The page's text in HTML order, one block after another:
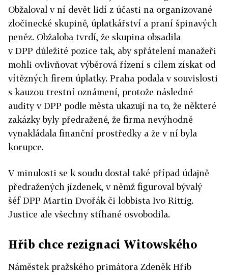
Obžaloval v ní devět lidí z účasti na organizované
zločinecké skupině, úplatkářství a praní špinavých
peněz. Obžaloba tvrdí, že skupina obsadila
vDPP důležité pozice tak, aby spřátelení manažeři
mohli ovlivňovat výběrová řízení s cílem získat od
vítězných firem úplatky. Praha podala v souvislosti
s kauzou trestní oznámení, protože následné
audity vDPP podle města ukazují na to, že některé
zakázky byly předražené, že firma nevýhodně
vynakládala finanční prostředky a že v ní byla
korupce.
V minulosti se k soudu dostal také případ údajně
předražených jízdenek, v němž figuroval bývalý
šéfDPP Martin Dvořák či lobbista Ivo Rittig.
Justice ale všechny stíhané osvobodila.
Hřib chce rezignaci Witowského
Náměstek pražského primátora Zdeněk Hřib